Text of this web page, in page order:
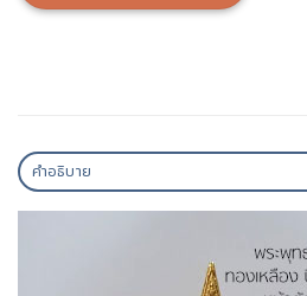
คำอธิบาย